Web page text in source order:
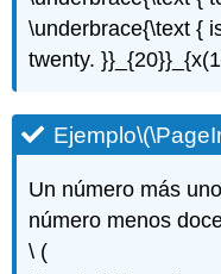
Ejercicios
la
Ejercicio\
(\PageIndex{51}\)
Ejercicio\
Ejercicio\
\underbrace{\text {
twenty.
Ejemplo
Un número más
número menos
\ (